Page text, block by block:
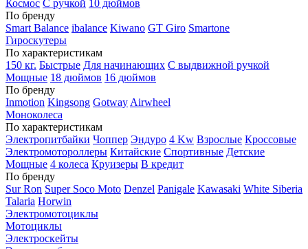
Космос С ручкой 10 дюймов
По бренду
Smart Balance ibalance Kiwano GT Giro Smartone
Гироскутеры
По характеристикам
150 кг. Быстрые Для начинающих С выдвижной ручкой
Мощные 18 дюймов 16 дюймов
По бренду
Inmotion Kingsong Gotway Airwheel
Моноколеса
По характеристикам
Электропитбайки Чоппер Эндуро 4 Kw Взрослые Кроссовые
Электромотороллеры Китайские Спортивные Детские
Мощные 4 колеса Круизеры В кредит
По бренду
Sur Ron Super Soco Moto Denzel Panigale Kawasaki White Siberia
Talaria Horwin
Электромотоциклы
Мотоциклы
Электроскейты